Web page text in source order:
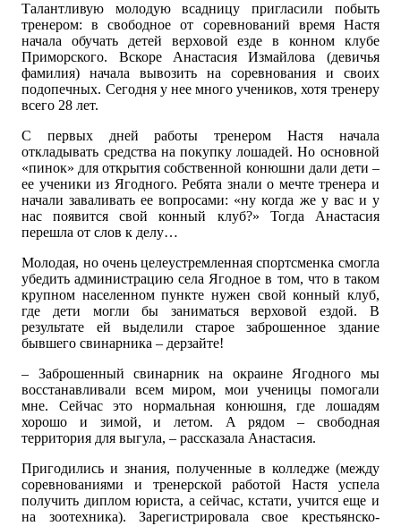
Талантливую молодую всадницу пригласили побыть
тренером: в свободное от соревнований время Настя
начала обучать детей верховой езде в конном клубе
Приморского. Вскоре Анастасия Измайлова (девичья
фамилия) начала вывозить на соревнования и своих
подопечных. Сегодня у нее много учеников, хотя тренеру
всего 28 лет.
С первых дней работы тренером Настя начала
откладывать средства на покупку лошадей. Но основной
«пинок» для открытия собственной конюшни дали дети –
ее ученики из Ягодного. Ребята знали о мечте тренера и
начали заваливать ее вопросами: «ну когда же у вас и у
нас появится свой конный клуб?» Тогда Анастасия
перешла от слов к делу…
Молодая, но очень целеустремленная спортсменка смогла
убедить администрацию села Ягодное в том, что в таком
крупном населенном пункте нужен свой конный клуб,
где дети могли бы заниматься верховой ездой. В
результате ей выделили старое заброшенное здание
бывшего свинарника – дерзайте!
– Заброшенный свинарник на окраине Ягодного мы
восстанавливали всем миром, мои ученицы помогали
мне. Сейчас это нормальная конюшня, где лошадям
хорошо и зимой, и летом. А рядом – свободная
территория для выгула, – рассказала Анастасия.
Пригодились и знания, полученные в колледже (между
соревнованиями и тренерской работой Настя успела
получить диплом юриста, а сейчас, кстати, учится еще и
на зоотехника). Зарегистрировала свое крестьянско-